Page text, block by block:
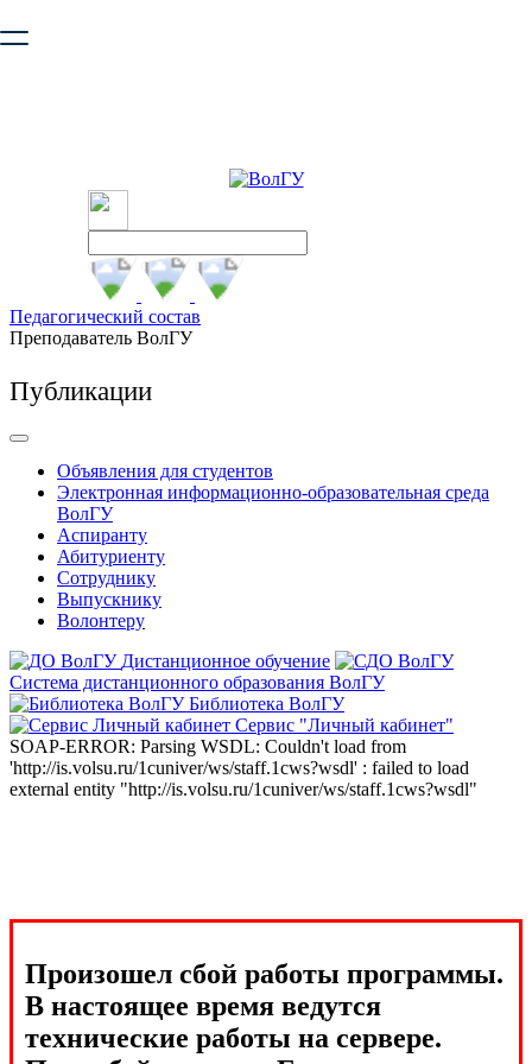
безопасную работу с сайтом. Пожалуйста
Педагогический состав
Преподаватель ВолГУ
Публикации
Объявления для студентов
Электронная информационно-образовательная среда
ВолГУ
Аспиранту
Абитуриенту
Сотруднику
Выпускнику
Волонтеру
Дистанционное обучение
Система дистанционного образования ВолГУ
Библиотека ВолГУ
Сервис "Личный кабинет"
SOAP-ERROR: Parsing WSDL: Couldn't load from
'http://is.volsu.ru/1cuniver/ws/staff.1cws?wsdl' : failed to load
external entity "http://is.volsu.ru/1cuniver/ws/staff.1cws?wsdl"
Произошел сбой работы программы.
В настоящее время ведутся
технические работы на сервере.